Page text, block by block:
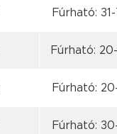
Fúrható:
Fúrható:
Fúrható:
Fúrható: